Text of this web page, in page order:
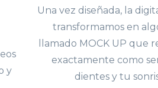
y
Una vez diseñada, la
transformamos en
llamado MOCK UP que
exactamente como
dientes y tu